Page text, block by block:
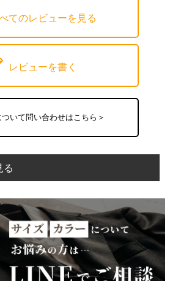
てのレビューを見る
レビューを書く
いて問い合わせはこちら＞
る